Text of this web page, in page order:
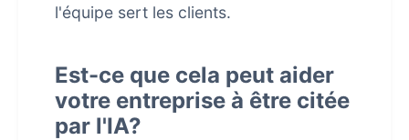
l'équipe sert les clients.
Est-ce que cela peut aider
votre entreprise à être citée
par l'IA?